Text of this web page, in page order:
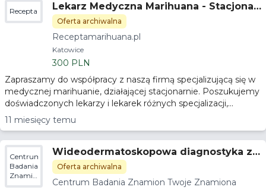
Receptamarihuana.plLekarz Medyczna Marihuana - Stacjonar
nie
Oferta archiwalna
Receptamarihuana.pl
Katowice
300 PLN
Zapraszamy do współpracy z naszą firmą specjalizującą się w
medycznej marihuanie, działającej stacjonarnie. Poszukujemy
doświadczonych lekarzy i lekarek różnych specjalizacji,...
11 miesięcy temu
Centrum
Badania
Znamion
Twoje
Wideodermatoskopowa diagnostyka z
mian skórnych
Oferta archiwalna
Centrum Badania Znamion Twoje Znamiona